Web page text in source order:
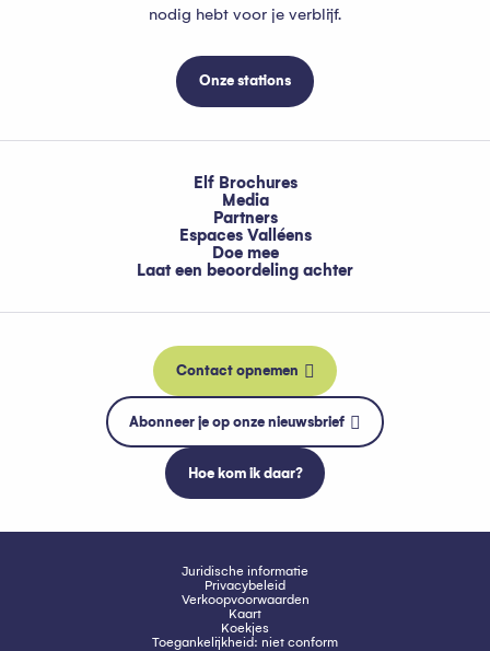
nodig hebt voor je verblijf.
Onze stations
Elf Brochures
Media
Partners
Espaces Valléens
Doe mee
Laat een beoordeling achter
Contact opnemen
Abonneer je op onze nieuwsbrief
Hoe kom ik daar?
Juridische informatie
Privacybeleid
Verkoopvoorwaarden
Kaart
Koekjes
Toegankelijkheid: niet conform